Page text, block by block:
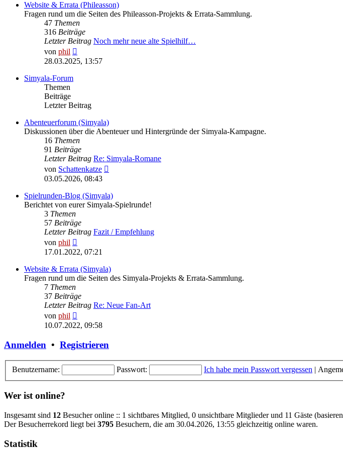
Website & Errata (Phileasson)
Fragen rund um die Seiten des Phileasson-Projekts & Errata-Sammlung.
47 Themen
316 Beiträge
Letzter Beitrag Noch mehr neue alte Spielhilf…
von phil
Beitrag
28.03.2025, 13:57
Simyala-Forum
Themen
Beiträge
Letzter Beitrag
Abenteuerforum (Simyala)
Diskussionen über die Abenteuer und Hintergründe der Simyala-Kampagne.
16 Themen
91 Beiträge
Letzter Beitrag Re: Simyala-Romane
von Schattenkatze
03.05.2026, 08:43
Spielrunden-Blog (Simyala)
Berichtet von eurer Simyala-Spielrunde!
3 Themen
57 Beiträge
Letzter Beitrag Fazit / Empfehlung
von phil
Beitrag
17.01.2022, 07:21
Website & Errata (Simyala)
Fragen rund um die Seiten des Simyala-Projekts & Errata-Sammlung.
7 Themen
37 Beiträge
Letzter Beitrag Re: Neue Fan-Art
von phil
Beitrag
10.07.2022, 09:58
Anmelden • Registrieren
Benutzername: Passwort: Ich habe mein Passwort vergessen |
Wer ist online?
Insgesamt sind 12 Besucher online :: 1 sichtbares Mitglied, 0 unsichtbare Mitglieder und 11 Gäste
Der Besucherrekord liegt bei 3795 Besuchern, die am 30.04.2026, 13:55 gleichzeitig online waren.
Statistik